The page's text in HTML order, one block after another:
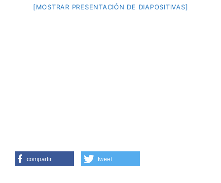
[MOSTRAR PRESENTACIÓN DE DIAPOSITIVAS]
compartir tweet